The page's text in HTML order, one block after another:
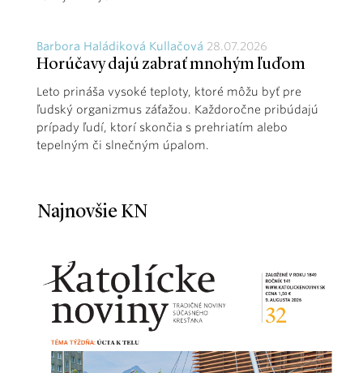
Barbora Haládiková Kullačová 28.07.2026
Horúčavy dajú zabrať mnohým ľuďom
Leto prináša vysoké teploty, ktoré môžu byť pre
ľudský organizmus záťažou. Každoročne pribúdajú
prípady ľudí, ktorí skončia s prehriatím alebo
tepelným či slnečným úpalom.
Najnovšie KN